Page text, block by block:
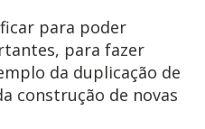
para poder
para fazer
da duplicação de
construção de novas